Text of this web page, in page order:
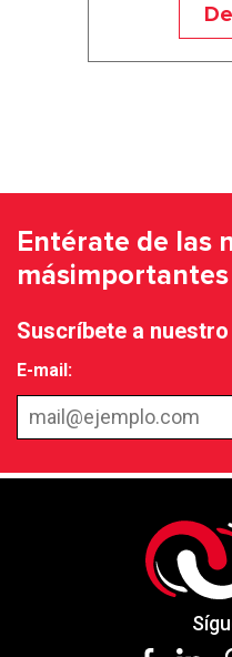
Entérate de las
másimportantes
Suscríbete a
E-mail: